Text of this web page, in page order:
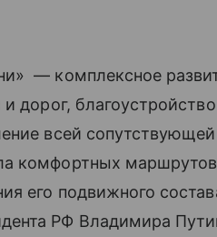
— комплексное
дорог,
всей
комфортных маршрутов
его подвижного
РФ Владимира